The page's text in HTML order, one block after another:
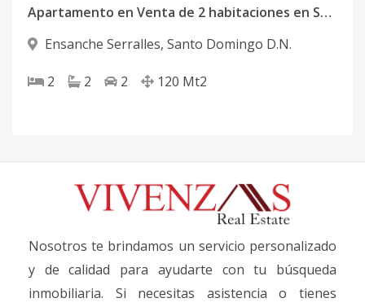
Apartamento en Venta de 2 habitaciones en Serralles con piscina, gimnasio
Ensanche Serralles, Santo Domingo D.N.
2 2 2 120 Mt2
Nosotros te brindamos un servicio personalizado
y de calidad para ayudarte con tu búsqueda
inmobiliaria. Si necesitas asistencia o tienes